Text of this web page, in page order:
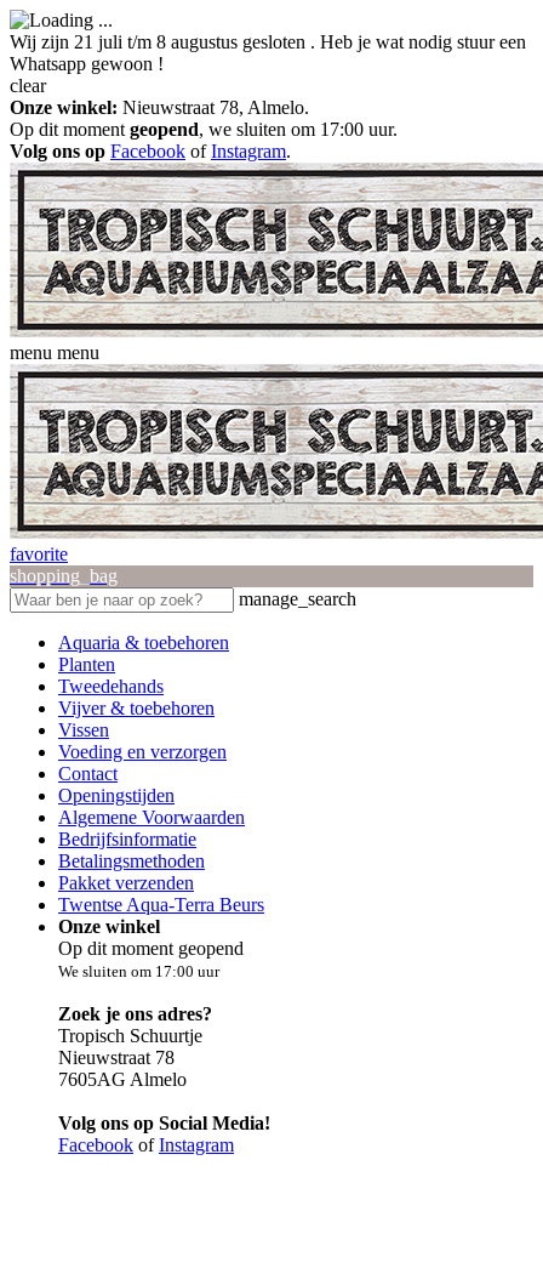
Wij zijn 21 juli t/m 8 augustus gesloten . Heb je wat nodig stuur een
Whatsapp gewoon !
clear
Onze winkel: Nieuwstraat 78, Almelo.
Op dit moment geopend, we sluiten om 17:00 uur.
Volg ons op Facebook ofInstagram.
menu menu
favorite
shopping_bag
manage_search
Aquaria & toebehoren
Planten
Tweedehands
Vijver & toebehoren
Vissen
Voeding en verzorgen
Contact
Openingstijden
Algemene Voorwaarden
Bedrijfsinformatie
Betalingsmethoden
Pakket verzenden
Twentse Aqua-Terra Beurs
Onze winkel
Op dit moment geopend
We sluiten om 17:00 uur
Zoek je ons adres?
Tropisch Schuurtje
Nieuwstraat 78
7605AG Almelo
Volg ons op Social Media!
Facebook ofInstagram